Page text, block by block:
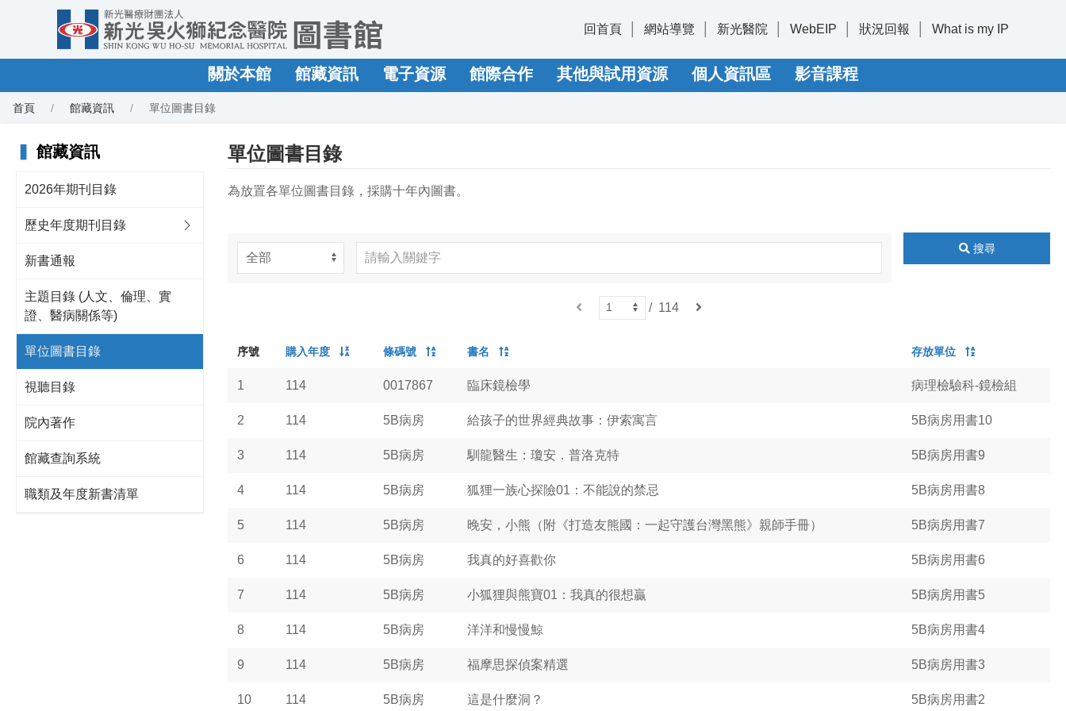
回首頁 網站導覽 新光醫院 WebEIP 狀況回報 What is my IP
關於本館 館藏資訊 電子資源 館際合作 其他與試用資源 個人資訊區 影音課程
首頁 館藏資訊 單位圖書目錄
館藏資訊
2026年期刊目錄
歷史年度期刊目錄
新書通報
主題目錄 (人文、倫理、實
證、醫病關係等)
單位圖書目錄
視聽目錄
院內著作
館藏查詢系統
職類及年度新書清單
單位圖書目錄
為放置各單位圖書目錄，採購十年內圖書。
搜尋
/ 114
下
序號 購入年度 條碼號 書名 存放單位
1 114 0017867 臨床鏡檢學 病理檢驗科-鏡檢組
2 114 5B病房 給孩子的世界經典故事：伊索寓言 5B病房用書10
3 114 5B病房 馴龍醫生：瓊安．普洛克特 5B病房用書9
4 114 5B病房 狐狸一族心探險01：不能說的禁忌 5B病房用書8
5 114 5B病房 晚安，小熊（附《打造友熊國：一起守護台灣黑熊》親師手冊） 5B病房用書7
6 114 5B病房 我真的好喜歡你 5B病房用書6
7 114 5B病房 小狐狸與熊寶01：我真的很想贏 5B病房用書5
8 114 5B病房 洋洋和慢慢鯨 5B病房用書4
9 114 5B病房 福摩思探偵案精選 5B病房用書3
10 114 5B病房 這是什麼洞？ 5B病房用書2